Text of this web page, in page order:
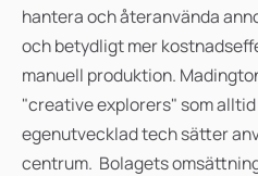
hantera och återanvända
och betydligt mer
manuell produktion.
"creative explorers" som
egenutvecklad tech sätter
centrum. Bolagets